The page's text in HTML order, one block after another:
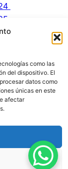
como las
del dispositivo. El
datos como
únicas en este
afectar
Política de